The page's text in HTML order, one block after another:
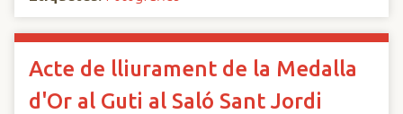
Acte de lliurament de la Medalla
d'Or al Guti al Saló Sant Jordi